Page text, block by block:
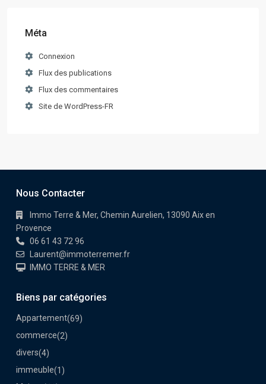
Méta
Connexion
Flux des publications
Flux des commentaires
Site de WordPress-FR
Nous Contacter
Immo Terre & Mer, Chemin Aurelien, 13090 Aix en
Provence
06 61 43 72 96
Laurent@immoterremer.fr
IMMO TERRE & MER
Biens par catégories
Appartement(69)
commerce(2)
divers(4)
immeuble(1)